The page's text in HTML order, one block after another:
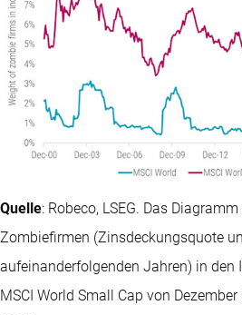
Quelle: Robeco, LSEG. Das
Zombiefirmen (Zinsdeckungsquote
aufeinanderfolgenden Jahren) in den
MSCI World Small Cap von